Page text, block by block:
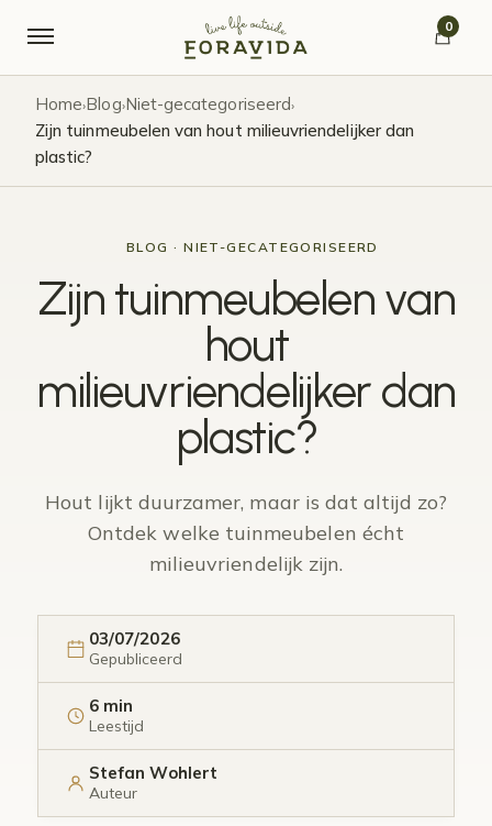
0
Home›Blog›Niet-gecategoriseerd›
Zijn tuinmeubelen van hout milieuvriendelijker dan
plastic?
BLOG · NIET-GECATEGORISEERD
Zijn tuinmeubelen van
hout
milieuvriendelijker dan
plastic?
Hout lijkt duurzamer, maar is dat altijd zo?
Ontdek welke tuinmeubelen écht
milieuvriendelijk zijn.
03/07/2026
Gepubliceerd
6 min
Leestijd
Stefan Wohlert
Auteur